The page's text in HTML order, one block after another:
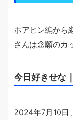
ホアヒン編から
さんは念願のカ
今日好きせな
2024年7月10日、